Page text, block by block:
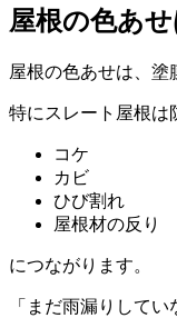
屋根の色あ
屋根の色あせは、塗
特にスレート屋根は
コケ
カビ
ひび割れ
屋根材の反り
につながります。
「まだ雨漏りして